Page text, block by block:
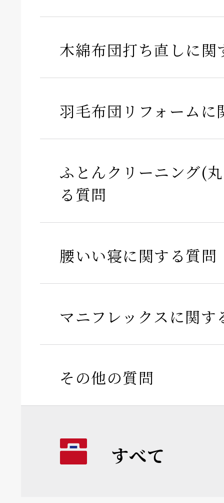
木綿布団打ち直しに関
羽毛布団リフォームに
ふとんクリーニング(
る質問
腰いい寝に関する質問
マニフレックスに関す
その他の質問
すべて